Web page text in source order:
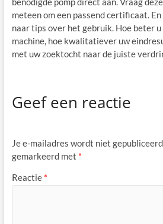
meteen om een passend certificaat.
naar tips over het gebruik. Hoe beter
machine, hoe kwalitatiever uw
met uw zoektocht naar de juiste
Geef een reactie
Je e-mailadres wordt niet
gemarkeerd met *
Reactie *